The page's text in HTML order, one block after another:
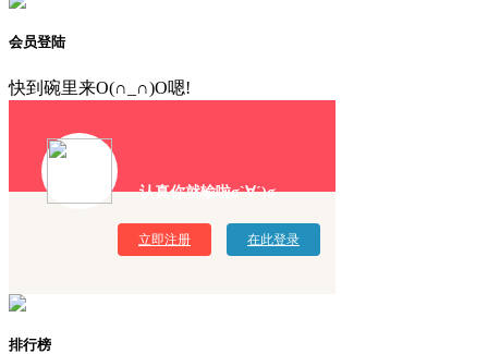
会员登陆
快到碗里来O(∩_∩)O嗯!
认真你就输啦σ`∀´)σ
立即注册 在此登录
排行榜